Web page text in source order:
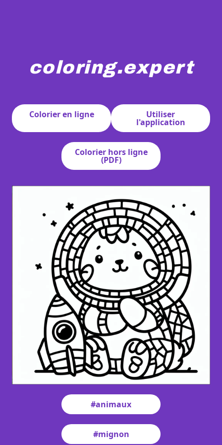
coloring.expert
Colorier en ligne
Utiliser
l'application
Colorier hors ligne
(PDF)
#animaux
#mignon